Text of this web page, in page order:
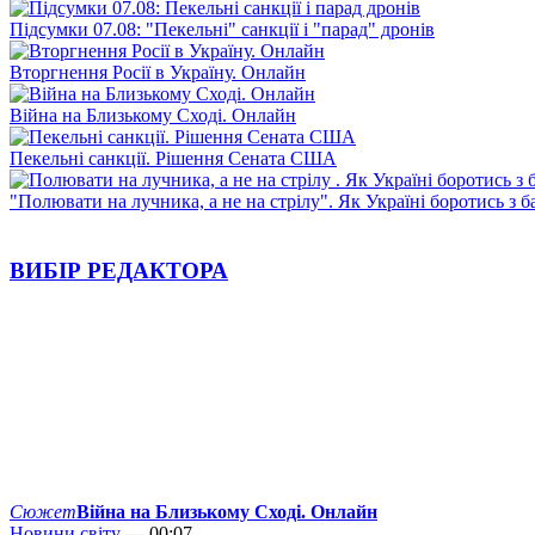
Підсумки 07.08: "Пекельні" санкції і "парад" дронів
Вторгнення Росії в Україну. Онлайн
Війна на Близькому Сході. Онлайн
Пекельні санкції. Рішення Сената США
"Полювати на лучника, а не на стрілу". Як Україні боротись з
ВИБІР РЕДАКТОРА
СюжетВійна на Близькому Сході. Онлайн